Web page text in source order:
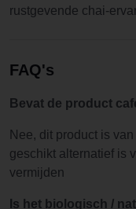
rustgevende chai-
FAQ's
Bevat de product
Nee, dit product is
geschikt alternatief is
vermijden
Is het biologisch /